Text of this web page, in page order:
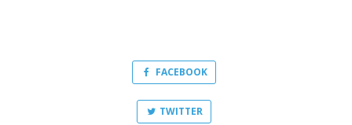
FACEBOOK
TWITTER